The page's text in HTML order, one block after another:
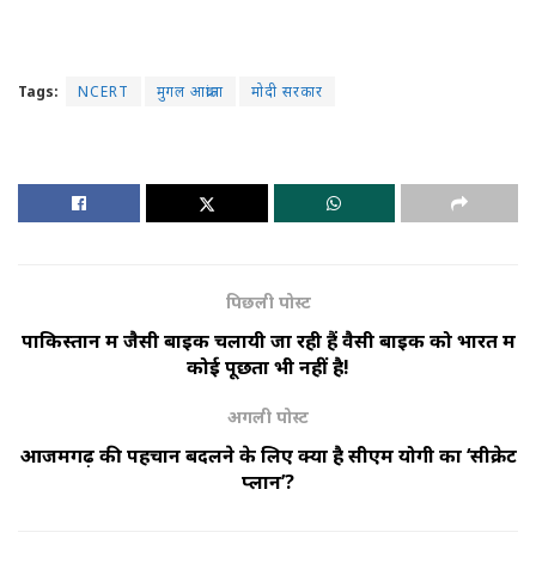
Tags: NCERT मुगल आक्रांता मोदी सरकार
पिछली पोस्ट
पाकिस्तान में जैसी बाइक चलायी जा रही हैं वैसी बाइक को भारत में
कोई पूछता भी नहीं है!
अगली पोस्ट
आजमगढ़ की पहचान बदलने के लिए क्या है सीएम योगी का ‘सीक्रेट
प्लान’?